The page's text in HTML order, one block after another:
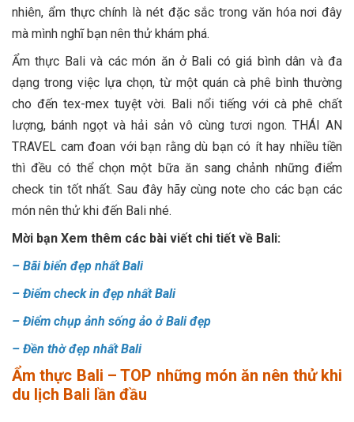
nhiên, ẩm thực chính là nét đặc sắc trong văn hóa nơi đây
mà mình nghĩ bạn nên thử khám phá.
Ẩm thực Bali và các món ăn ở Bali có giá bình dân và đa
dạng trong việc lựa chọn, từ một quán cà phê bình thường
cho đến tex-mex tuyệt vời. Bali nổi tiếng với cà phê chất
lượng, bánh ngọt và hải sản vô cùng tươi ngon. THÁI AN
TRAVEL cam đoan với bạn rằng dù bạn có ít hay nhiều tiền
thì đều có thể chọn một bữa ăn sang chảnh những điểm
check tin tốt nhất. Sau đây hãy cùng note cho các bạn các
món nên thử khi đến Bali nhé.
Mời bạn Xem thêm các bài viết chi tiết về Bali:
– Bãi biển đẹp nhất Bali
– Điểm check in đẹp nhất Bali
– Điểm chụp ảnh sống ảo ở Bali đẹp
– Đền thờ đẹp nhất Bali
Ẩm thực Bali – TOP những món ăn nên thử khi
du lịch Bali lần đầu